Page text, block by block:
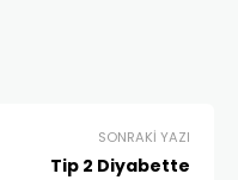
SONRAKI YAZI
Tip 2 Diyabette